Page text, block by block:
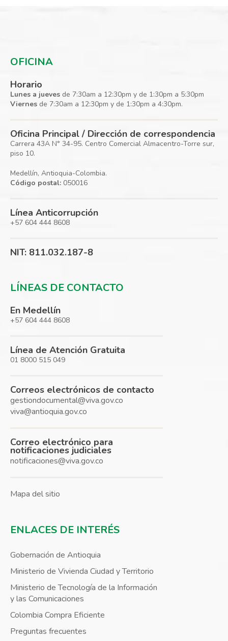
OFICINA
Horario
Lunes a jueves de 7:30am a 12:30pm y de 1:30pm a 5:30pm
Viernes de 7:30am a 12:30pm y de 1:30pm a 4:30pm.
Oficina Principal / Dirección de correspondencia
Carrera 43A N° 34-95. Centro Comercial Almacentro-Torre sur,
piso 10.
Medellín, Antioquia-Colombia.
Código postal: 050016
Línea Anticorrupción
+57 604 444 8608
NIT: 811.032.187-8
LÍNEAS DE CONTACTO
En Medellín
+57 604 444 8608
Línea de Atención Gratuita
01 8000 515 049
Correos electrónicos de contacto
gestiondocumental@viva.gov.co
viva@antioquia.gov.co
Correo electrónico para
notificaciones judiciales
notificaciones@viva.gov.co
Mapa del sitio
ENLACES DE INTERÉS
Gobernación de Antioquia
Ministerio de Vivienda Ciudad y Territorio
Ministerio de Tecnología de la Información
y las Comunicaciones
Colombia Compra Eficiente
Preguntas frecuentes